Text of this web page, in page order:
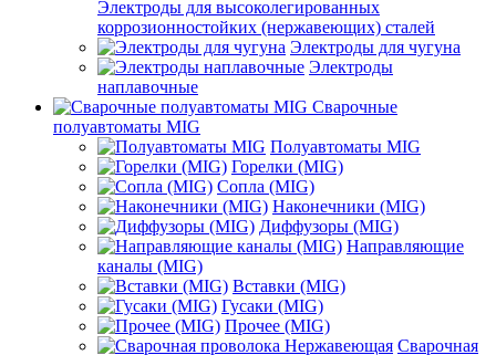
Электроды для высоколегированных
коррозионностойких (нержавеющих) сталей
Электроды для чугуна
Электроды
наплавочные
Сварочные
полуавтоматы MIG
Полуавтоматы MIG
Горелки (MIG)
Сопла (MIG)
Наконечники (MIG)
Диффузоры (MIG)
Направляющие
каналы (MIG)
Вставки (MIG)
Гусаки (MIG)
Прочее (MIG)
Сварочная